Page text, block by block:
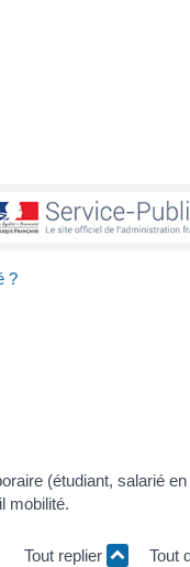
?
(étudiant, salarié
mobilité.
Tout replier Tout